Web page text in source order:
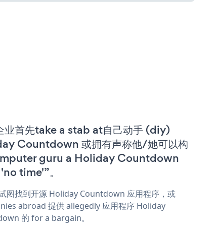
业首先take a stab at自己动手 (diy)
Countdown 或拥有声称他/她可以构
guru a Holiday Countdown
time'”。
图找到开源 Holiday Countdown 应用程序，或
abroad 提供 allegedly 应用程序 Holiday
的 for a bargain。